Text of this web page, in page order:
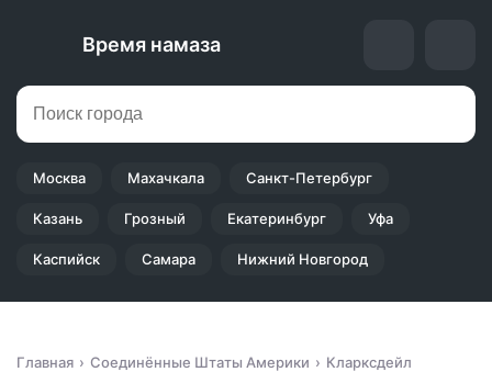
Время намаза
Москва Махачкала Санкт-Петербург
Казань Грозный Екатеринбург Уфа
Каспийск Самара Нижний Новгород
Главная Соединённые Штаты Америки Кларксдейл